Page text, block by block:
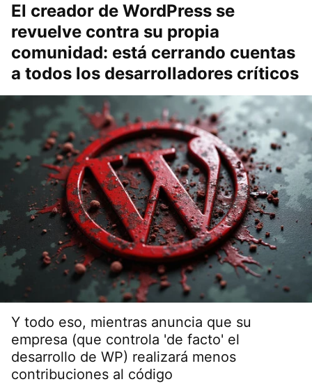
El creador de WordPress se
revuelve contra su propia
comunidad: está cerrando cuentas
a todos los desarrolladores críticos
Y todo eso, mientras anuncia que su
empresa (que controla 'de facto' el
desarrollo de WP) realizará menos
contribuciones al código